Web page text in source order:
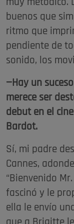
muy metódico.
buenos que
ritmo que
pendiente de
sonido, los
—Hay un
merece ser
debut en el
Bardot.
Sí, mi padre
Cannes,
“Bienvenido
fascinó y le
ella le envío